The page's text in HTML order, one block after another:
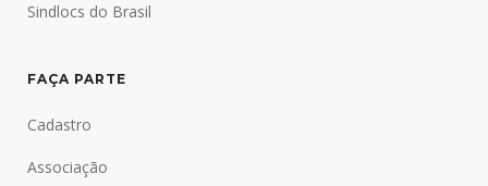
Sindlocs do Brasil
FAÇA PARTE
Cadastro
Associação